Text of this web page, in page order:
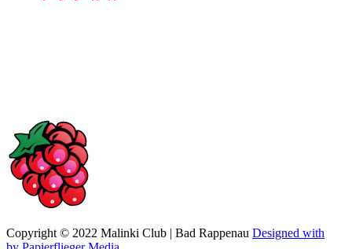
Copyright © 2022 Malinki Club | Bad Rappenau Designed with